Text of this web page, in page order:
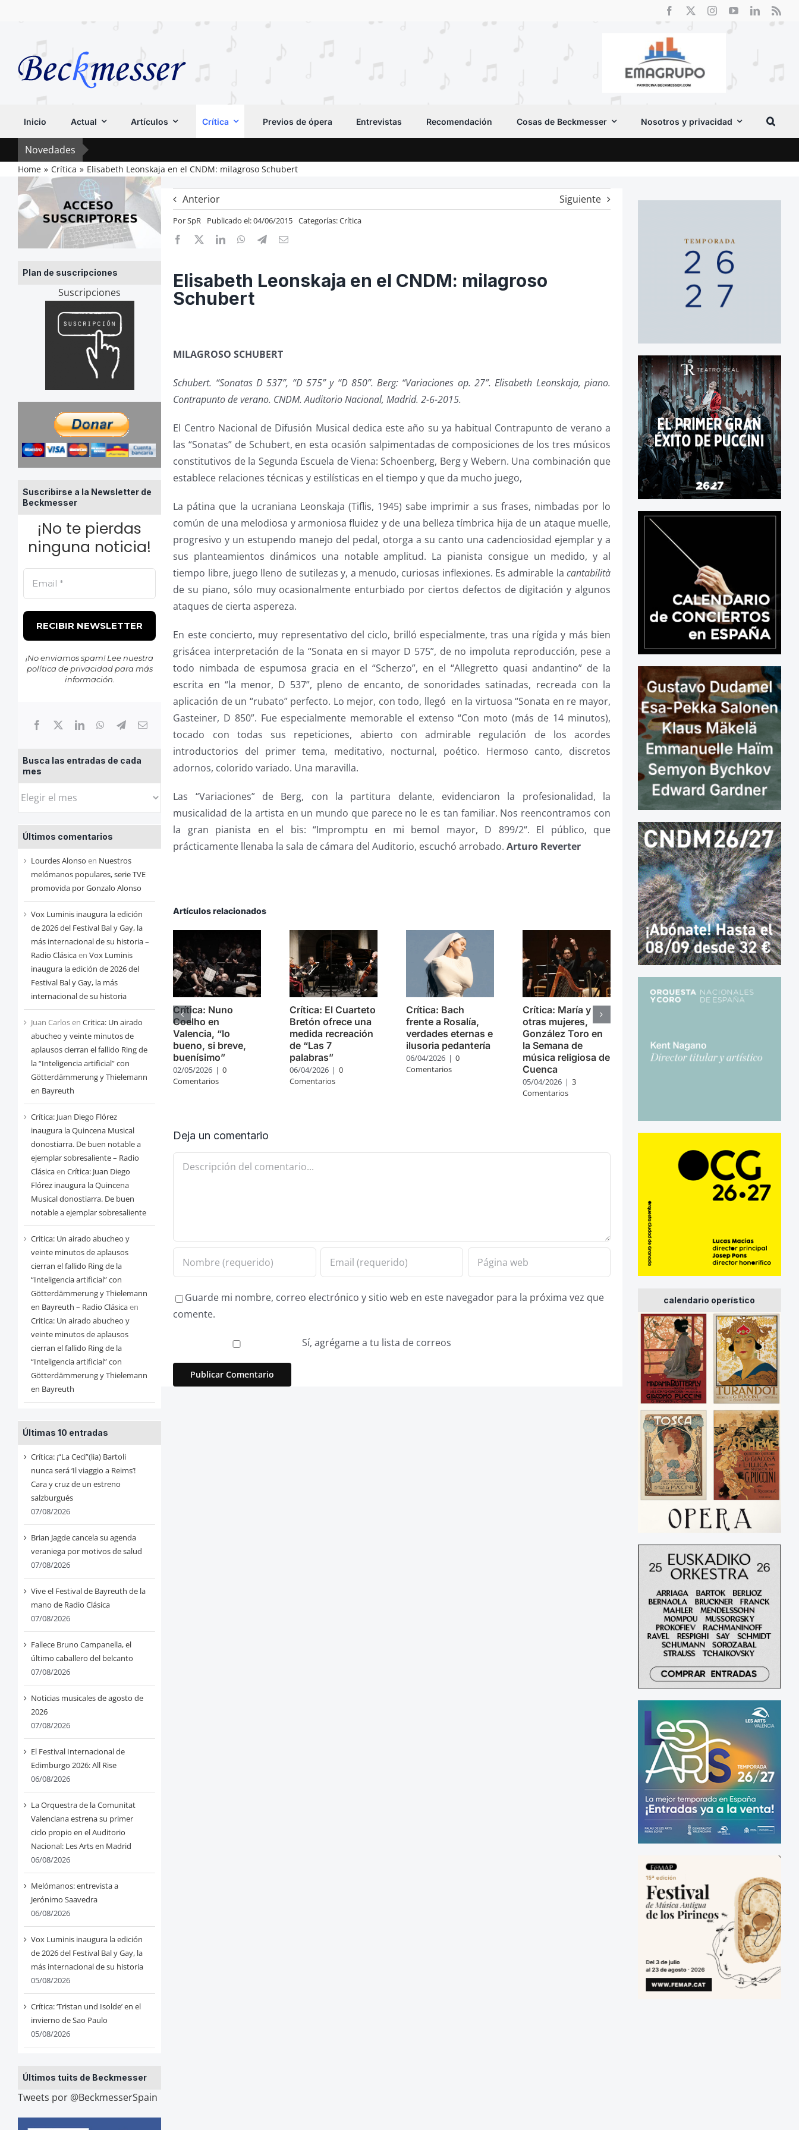
Inicio Actual Artículos Crítica Previos de ópera Entrevistas Recomendación Cosas de Beckmesser Nosotros y privacidad
Novedades
Home Crítica Elisabeth Leonskaja en el CNDM: milagroso Schubert
Plan de suscripciones
Suscripciones
Suscribirse a la Newsletter de
Beckmesser
¡No te pierdas
ninguna noticia!
¡No enviamos spam! Lee nuestra
política de privacidadpara más
información.
Busca las entradas de cada
mes
Busca
entradas
de
cada
mes
Últimos comentarios
Lourdes Alonso en Nuestros
melómanos populares, serie TVE
promovida por Gonzalo Alonso
Vox Luminis inaugura la edición
de 2026 del Festival Bal y Gay, la
más internacional de su historia –
Radio Clásicaen Vox Luminis
inaugura la edición de 2026 del
Festival Bal y Gay, la más
internacional de su historia
Juan Carlosen Critica: Un airado
abucheo y veinte minutos de
aplausos cierran el fallido Ring de
la “Inteligencia artificial” con
Götterdämmerung y Thielemann
en Bayreuth
Crítica: Juan Diego Flórez
inaugura la Quincena Musical
donostiarra. De buen notable a
ejemplar sobresaliente – Radio
Clásicaen Crítica: Juan Diego
Flórez inaugura la Quincena
Musical donostiarra. De buen
notable a ejemplar sobresaliente
Critica: Un airado abucheo y
veinte minutos de aplausos
cierran el fallido Ring de la
“Inteligencia artificial” con
Götterdämmerung y Thielemann
en Bayreuth – Radio Clásicaen
Critica: Un airado abucheo y
veinte minutos de aplausos
cierran el fallido Ring de la
“Inteligencia artificial” con
Götterdämmerung y Thielemann
en Bayreuth
Últimas 10 entradas
Crítica: ¡“La Ceci”(lia) Bartoli
nunca será ‘Il viaggio a Reims’!
Cara y cruz de un estreno
salzburgués
07/08/2026
Brian Jagde cancela su agenda
veraniega por motivos de salud
07/08/2026
Vive el Festival de Bayreuth de la
mano de Radio Clásica
07/08/2026
Fallece Bruno Campanella, el
último caballero del belcanto
07/08/2026
Noticias musicales de agosto de
2026
07/08/2026
El Festival Internacional de
Edimburgo 2026: All Rise
06/08/2026
La Orquestra de la Comunitat
Valenciana estrena su primer
ciclo propio en el Auditorio
Nacional: Les Arts en Madrid
06/08/2026
Melómanos: entrevista a
Jerónimo Saavedra
06/08/2026
Vox Luminis inaugura la edición
de 2026 del Festival Bal y Gay, la
más internacional de su historia
05/08/2026
Crítica: ‘Tristan und Isolde’ en el
invierno de Sao Paulo
05/08/2026
Últimos tuits de Beckmesser
Tweets por @BeckmesserSpain
Anterior Siguiente
PorSpR Publicado el: 04/06/2015 Categorías:Crítica
Elisabeth Leonskaja en el CNDM: milagroso
Schubert
MILAGROSO SCHUBERT
Schubert. “Sonatas D 537”, “D 575” y “D 850”. Berg: “Variaciones op. 27”. Elisabeth Leonskaja, piano.
Contrapunto de verano. CNDM. Auditorio Nacional, Madrid. 2-6-2015.
El Centro Nacional de Difusión Musical dedica este año su ya habitual Contrapunto de verano a
las “Sonatas” de Schubert, en esta ocasión salpimentadas de composiciones de los tres músicos
constitutivos de la Segunda Escuela de Viena: Schoenberg, Berg y Webern. Una combinación que
establece relaciones técnicas y estilísticas en el tiempo y que da mucho juego,
La pátina que la ucraniana Leonskaja (Tiflis, 1945) sabe imprimir a sus frases, nimbadas por lo
común de una melodiosa y armoniosa fluidez y de una belleza tímbrica hija de un ataque muelle,
progresivo y un estupendo manejo del pedal, otorga a su canto una cadenciosidad ejemplar y a
sus planteamientos dinámicos una notable amplitud. La pianista consigue un medido, y al
tiempo libre, juego lleno de sutilezas y, a menudo, curiosas inflexiones. Es admirable la cantabilità
de su piano, sólo muy ocasionalmente enturbiado por ciertos defectos de digitación y algunos
ataques de cierta aspereza.
En este concierto, muy representativo del ciclo, brilló especialmente, tras una rígida y más bien
grisácea interpretación de la “Sonata en si mayor D 575”, de no impoluta reproducción, pese a
todo nimbada de espumosa gracia en el “Scherzo”, en el “Allegretto quasi andantino” de la
escrita en “la menor, D 537”, pleno de encanto, de sonoridades satinadas, recreada con la
aplicación de un “rubato” perfecto. Lo mejor, con todo, llegó en la virtuosa “Sonata en re mayor,
Gasteiner, D 850”. Fue especialmente memorable el extenso “Con moto (más de 14 minutos),
tocado con todas sus repeticiones, abierto con admirable regulación de los acordes
introductorios del primer tema, meditativo, nocturnal, poético. Hermoso canto, discretos
adornos, colorido variado. Una maravilla.
Las “Variaciones” de Berg, con la partitura delante, evidenciaron la profesionalidad, la
musicalidad de la artista en un mundo que parece no le es tan familiar. Nos reencontramos con
la gran pianista en el bis: “Impromptu en mi bemol mayor, D 899/2“. El público, que
prácticamente llenaba la sala de cámara del Auditorio, escuchó arrobado.Arturo Reverter
Artículos relacionados
Crítica: Nuno
Coelho en
Valencia, “lo
bueno, si breve,
buenísimo”
02/05/2026 | 0
Comentarios
Crítica: El Cuarteto
Bretón ofrece una
medida recreación
de “Las 7
palabras”
06/04/2026 | 0
Comentarios
Crítica: Bach
frente a Rosalía,
verdades eternas e
ilusoria pedantería
06/04/2026 | 0
Comentarios
Crítica: María y
otras mujeres,
González Toro en
la Semana de
música religiosa de
Cuenca
05/04/2026 | 3
Comentarios
Deja un comentario
Comentario
Guarde mi nombre, correo electrónico y sitio web en este navegador para la próxima vez que
comente.
Sí, agrégame a tu lista de correos
calendario operístico